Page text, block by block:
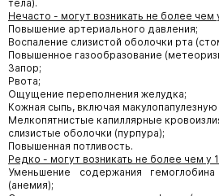
тела).
Нечасто - могут возникать не более чем
Повышение артериального давления;
Воспаление слизистой оболочки рта
Повышенное газообразование
Запор;
Рвота;
Ощущение переполнения желудка;
Кожная сыпь, включая
Мелкопятнистые капиллярные
слизистые оболочки (пурпура);
Повышенная потливость.
Редко - могут возникать не более чем у
Уменьшение содержания
(анемия);